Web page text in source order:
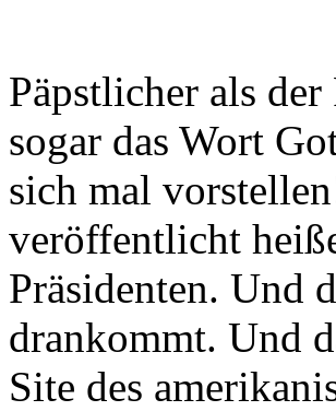
Päpstlicher als
sogar das Wort
sich mal
veröffentlicht
Präsidenten. Und
drankommt. Und
Site des